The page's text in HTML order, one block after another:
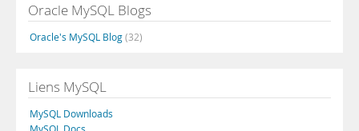
Oracle MySQL Blogs
Oracle's MySQL Blog(32)
Liens MySQL
MySQL Downloads